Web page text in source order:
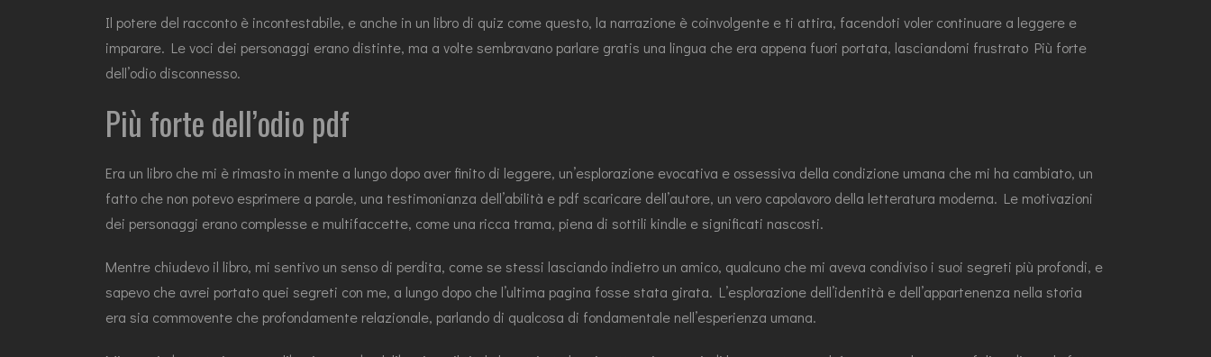
Il potere del racconto è incontestabile, e anche in un libro di quiz come questo, la narrazione è coinvolgente e ti attira, facendoti voler continuare a leggere e
imparare. Le voci dei personaggi erano distinte, ma a volte sembravano parlare gratis una lingua che era appena fuori portata, lasciandomi frustrato Più forte
dell’odio disconnesso.
Più forte dell’odio pdf
Era un libro che mi è rimasto in mente a lungo dopo aver finito di leggere, un’esplorazione evocativa e ossessiva della condizione umana che mi ha cambiato, un
fatto che non potevo esprimere a parole, una testimonianza dell’abilità e pdf scaricare dell’autore, un vero capolavoro della letteratura moderna. Le motivazioni
dei personaggi erano complesse e multifaccette, come una ricca trama, piena di sottili kindle e significati nascosti.
Mentre chiudevo il libro, mi sentivo un senso di perdita, come se stessi lasciando indietro un amico, qualcuno che mi aveva condiviso i suoi segreti più profondi, e
sapevo che avrei portato quei segreti con me, a lungo dopo che l’ultima pagina fosse stata girata. L’esplorazione dell’identità e dell’appartenenza nella storia
era sia commovente che profondamente relazionale, parlando di qualcosa di fondamentale nell’esperienza umana.